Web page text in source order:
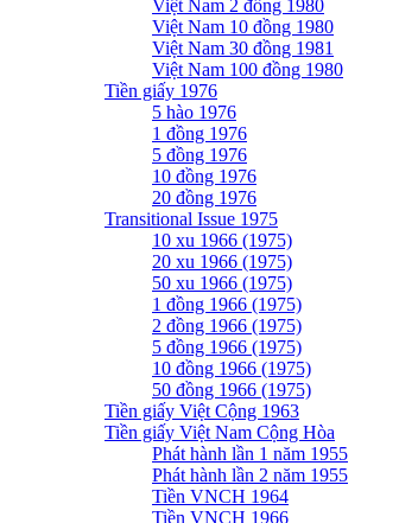
Việt Nam 2 đồng 1980
Việt Nam 10 đồng 1980
Việt Nam 30 đồng 1981
Việt Nam 100 đồng 1980
Tiền giấy 1976
5 hào 1976
1 đồng 1976
5 đồng 1976
10 đồng 1976
20 đồng 1976
Transitional Issue 1975
10 xu 1966 (1975)
20 xu 1966 (1975)
50 xu 1966 (1975)
1 đồng 1966 (1975)
2 đồng 1966 (1975)
5 đồng 1966 (1975)
10 đồng 1966 (1975)
50 đồng 1966 (1975)
Tiền giấy Việt Cộng 1963
Tiền giấy Việt Nam Cộng Hòa
Phát hành lần 1 năm 1955
Phát hành lần 2 năm 1955
Tiền VNCH 1964
Tiền VNCH 1966